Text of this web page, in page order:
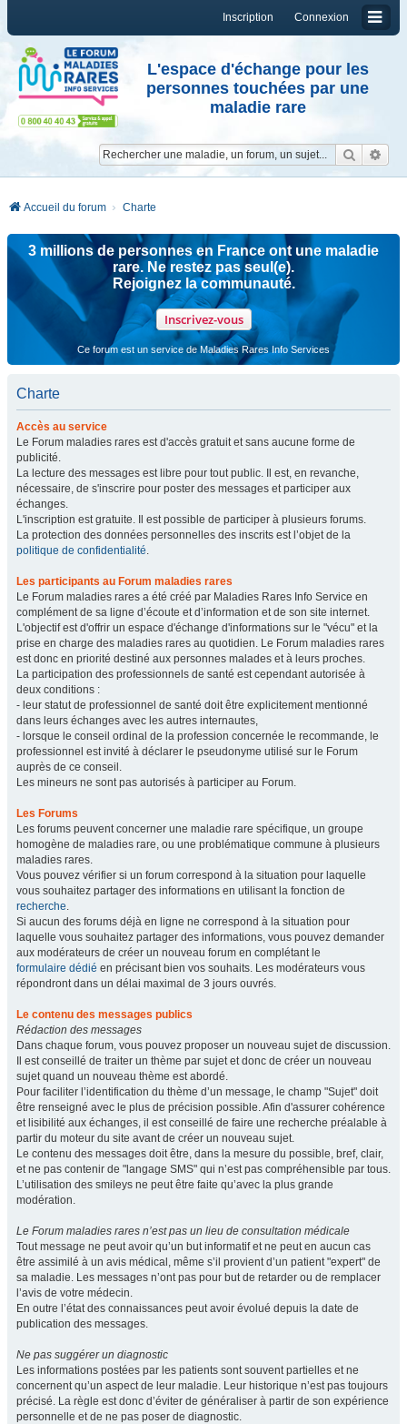
Connexion
Inscription
L'espace d'échange pour les
personnes touchées par une
maladie rare
Accueil du forum Charte
3 millions de personnes en France ont une maladie
rare. Ne restez pas seul(e).
Rejoignez la communauté.
Inscrivez-vous
Ce forum est un service de Maladies Rares Info Services
Charte
Accès au service
Le Forum maladies rares est d'accès gratuit et sans aucune forme de
publicité.
La lecture des messages est libre pour tout public. Il est, en revanche,
nécessaire, de s'inscrire pour poster des messages et participer aux
échanges.
L'inscription est gratuite. Il est possible de participer à plusieurs forums.
La protection des données personnelles des inscrits est l’objet de la
politique de confidentialité.
Les participants au Forum maladies rares
Le Forum maladies rares a été créé par Maladies Rares Info Service en
complément de sa ligne d’écoute et d’information et de son site internet.
L'objectif est d'offrir un espace d'échange d'informations sur le "vécu" et la
prise en charge des maladies rares au quotidien. Le Forum maladies rares
est donc en priorité destiné aux personnes malades et à leurs proches.
La participation des professionnels de santé est cependant autorisée à
deux conditions :
- leur statut de professionnel de santé doit être explicitement mentionné
dans leurs échanges avec les autres internautes,
- lorsque le conseil ordinal de la profession concernée le recommande, le
professionnel est invité à déclarer le pseudonyme utilisé sur le Forum
auprès de ce conseil.
Les mineurs ne sont pas autorisés à participer au Forum.
Les Forums
Les forums peuvent concerner une maladie rare spécifique, un groupe
homogène de maladies rare, ou une problématique commune à plusieurs
maladies rares.
Vous pouvez vérifier si un forum correspond à la situation pour laquelle
vous souhaitez partager des informations en utilisant la fonction de
recherche.
Si aucun des forums déjà en ligne ne correspond à la situation pour
laquelle vous souhaitez partager des informations, vous pouvez demander
aux modérateurs de créer un nouveau forum en complétant le
formulaire dédié en précisant bien vos souhaits. Les modérateurs vous
répondront dans un délai maximal de 3 jours ouvrés.
Le contenu des messages publics
Rédaction des messages
Dans chaque forum, vous pouvez proposer un nouveau sujet de discussion.
Il est conseillé de traiter un thème par sujet et donc de créer un nouveau
sujet quand un nouveau thème est abordé.
Pour faciliter l’identification du thème d’un message, le champ "Sujet" doit
être renseigné avec le plus de précision possible. Afin d'assurer cohérence
et lisibilité aux échanges, il est conseillé de faire une recherche préalable à
partir du moteur du site avant de créer un nouveau sujet.
Le contenu des messages doit être, dans la mesure du possible, bref, clair,
et ne pas contenir de "langage SMS" qui n’est pas compréhensible par tous.
L’utilisation des smileys ne peut être faite qu’avec la plus grande
modération.
Le Forum maladies rares n’est pas un lieu de consultation médicale
Tout message ne peut avoir qu’un but informatif et ne peut en aucun cas
être assimilé à un avis médical, même s’il provient d’un patient "expert" de
sa maladie. Les messages n’ont pas pour but de retarder ou de remplacer
l’avis de votre médecin.
En outre l’état des connaissances peut avoir évolué depuis la date de
publication des messages.
Ne pas suggérer un diagnostic
Les informations postées par les patients sont souvent partielles et ne
concernent qu’un aspect de leur maladie. Leur historique n’est pas toujours
précisé. La règle est donc d’éviter de généraliser à partir de son expérience
personnelle et de ne pas poser de diagnostic.